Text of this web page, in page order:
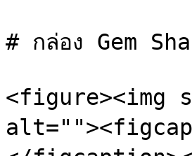
# กล่อง Gem
<figure><img